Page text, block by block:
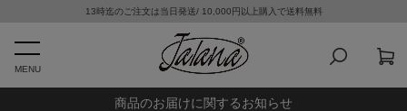
13時迄のご注文は当日発送/ 10,000円以上購入で送料無料
MENU
商品のお届けに関するお知らせ